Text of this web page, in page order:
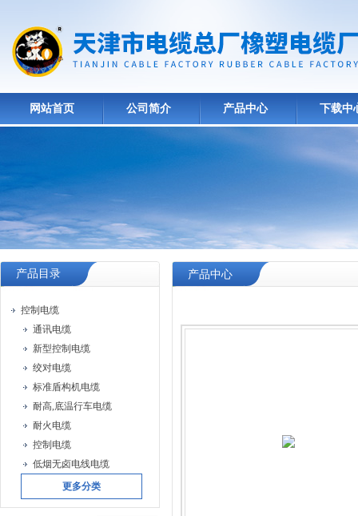
网站首页 公司简介 产品中心 下载中
产品目录
控制电缆
通讯电缆
新型控制电缆
绞对电缆
标准盾构机电缆
耐高,底温行车电缆
耐火电缆
控制电缆
低烟无卤电线电缆
更多分类
产品中心